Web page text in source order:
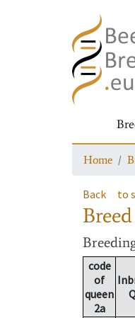
Home
Back to
code
of
queen
2a